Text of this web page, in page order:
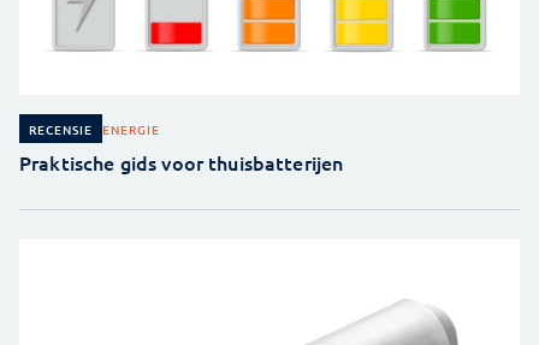
RECENSIE ENERGIE
Praktische gids voor thuisbatterijen